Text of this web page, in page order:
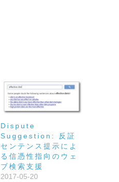
Dispute
Suggestion: 反証
センテンス提示によ
る信憑性指向のウェ
ブ検索支援
2017-05-20